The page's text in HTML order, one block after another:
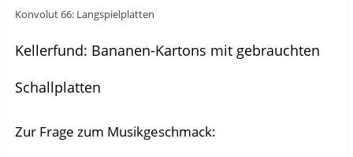
Konvolut 66: Langspielplatten
Kellerfund: Bananen-Kartons mit gebrauchten
Schallplatten
Zur Frage zum Musikgeschmack: